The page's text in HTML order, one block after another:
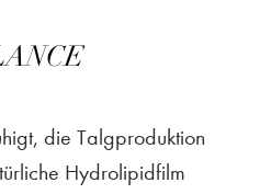
die Talgproduktion
Hydrolipidfilm